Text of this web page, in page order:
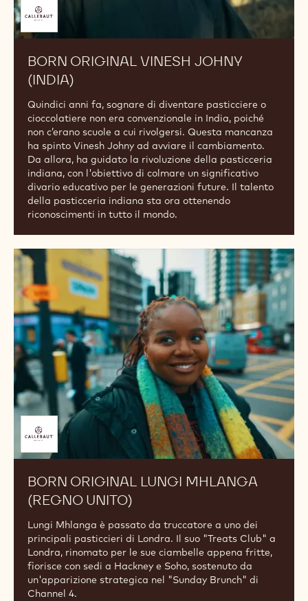
Offerto
da
BORN ORIGINAL VINESH JOHNY
(INDIA)
Quindici anni fa, sognare di diventare pasticciere o
cioccolatiere non era convenzionale in India, poiché
non c’erano scuole a cui rivolgersi. Questa mancanza
ha spinto Vinesh Johny ad avviare il cambiamento.
Da allora, ha guidato la rivoluzione della pasticceria
indiana, con l'obiettivo di colmare un significativo
divario educativo per le generazioni future. Il talento
della pasticceria indiana sta ora ottenendo
riconoscimenti in tutto il mondo.
Offerto
da
BORN ORIGINAL LUNGI MHLANGA
(REGNO UNITO)
Lungi Mhlanga è passato da truccatore a uno dei
principali pasticcieri di Londra. Il suo "Treats Club" a
Londra, rinomato per le sue ciambelle appena fritte,
fiorisce con sedi a Hackney e Soho, sostenuto da
un'apparizione strategica nel "Sunday Brunch" di
Channel 4.
BORN
ORIGINAL
LUNGI
MHLANGA
(REGNO
UNITO)